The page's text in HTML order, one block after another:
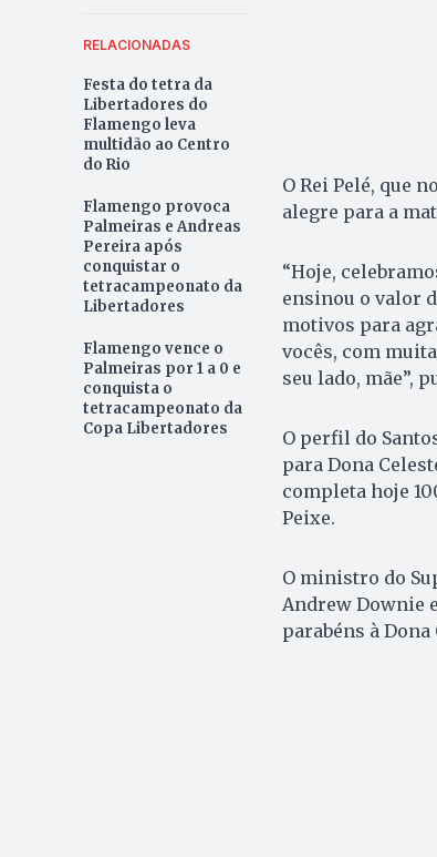
RELACIONADAS
Festa do tetra da
Libertadores do
Flamengo leva
multidão ao Centro
do Rio
Flamengo provoca
Palmeiras e Andreas
Pereira após
conquistar o
tetracampeonato da
Libertadores
Flamengo vence o
Palmeiras por 1 a 0 e
conquista o
tetracampeonato da
Copa Libertadores
O Rei Pelé, que
alegre para a
“Hoje,
ensinou o valor
motivos para
vocês, com
seu lado, mãe”,
O perfil do
para Dona
completa hoje
Peixe.
O ministro do
Andrew Downie
parabéns à Dona